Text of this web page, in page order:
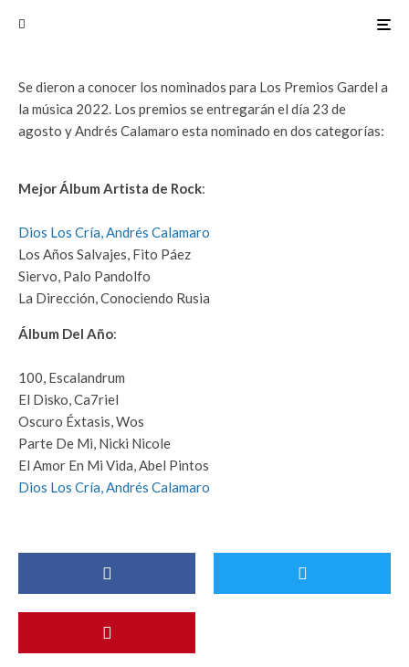
Se dieron a conocer los nominados para Los Premios Gardel a
la música 2022. Los premios se entregarán el día 23 de
agosto y Andrés Calamaro esta nominado en dos categorías:
Mejor Álbum Artista de Rock:
Dios Los Cría, Andrés Calamaro
Los Años Salvajes, Fito Páez
Siervo, Palo Pandolfo
La Dirección, Conociendo Rusia
Álbum Del Año:
100, Escalandrum
El Disko, Ca7riel
Oscuro Éxtasis, Wos
Parte De Mi, Nicki Nicole
El Amor En Mi Vida, Abel Pintos
Dios Los Cría, Andrés Calamaro